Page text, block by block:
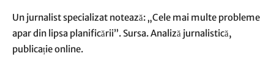
Un jurnalist specializat notează: „Cele mai multe probleme
apar din lipsa planificării”. Sursa. Analiză jurnalistică,
publicație online.